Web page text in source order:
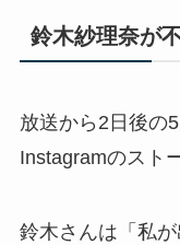
鈴木紗理奈が
放送から2日後の
Instagramのスト
鈴木さんは「私